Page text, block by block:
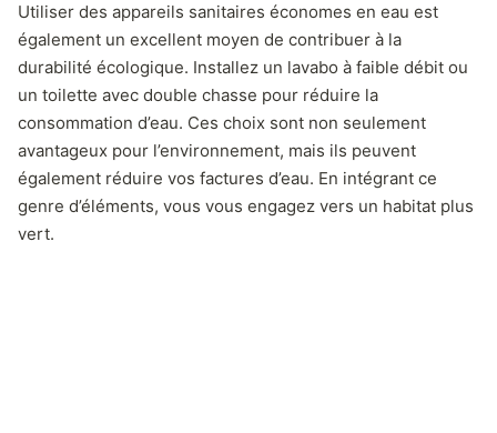
Utiliser des appareils sanitaires économes en eau est
également un excellent moyen de contribuer à la
durabilité écologique. Installez un lavabo à faible débit ou
un toilette avec double chasse pour réduire la
consommation d’eau. Ces choix sont non seulement
avantageux pour l’environnement, mais ils peuvent
également réduire vos factures d’eau. En intégrant ce
genre d’éléments, vous vous engagez vers un habitat plus
vert.